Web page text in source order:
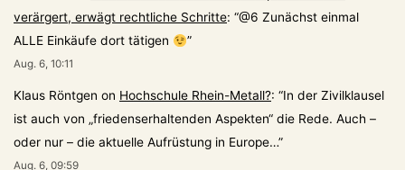
verärgert, erwägt rechtliche Schritte: “@6 Zunächst einmal
ALLE Einkäufe dort tätigen
”
Aug. 6, 10:11
Klaus Röntgen on Hochschule Rhein-Metall?: “In der Zivilklausel
ist auch von „friedenserhaltenden Aspekten“ die Rede. Auch –
oder nur – die aktuelle Aufrüstung in Europe…”
Aug. 6, 09:59